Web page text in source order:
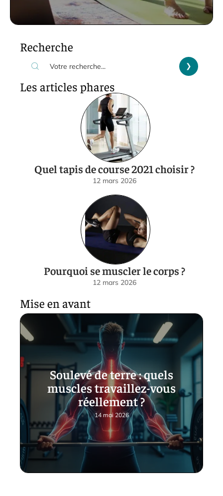
Recherche
Les articles phares
Quel tapis de course 2021 choisir ?
12 mars 2026
Pourquoi se muscler le corps ?
12 mars 2026
Mise en avant
Soulevé de terre : quels
muscles travaillez-vous
réellement ?
14 mai 2026